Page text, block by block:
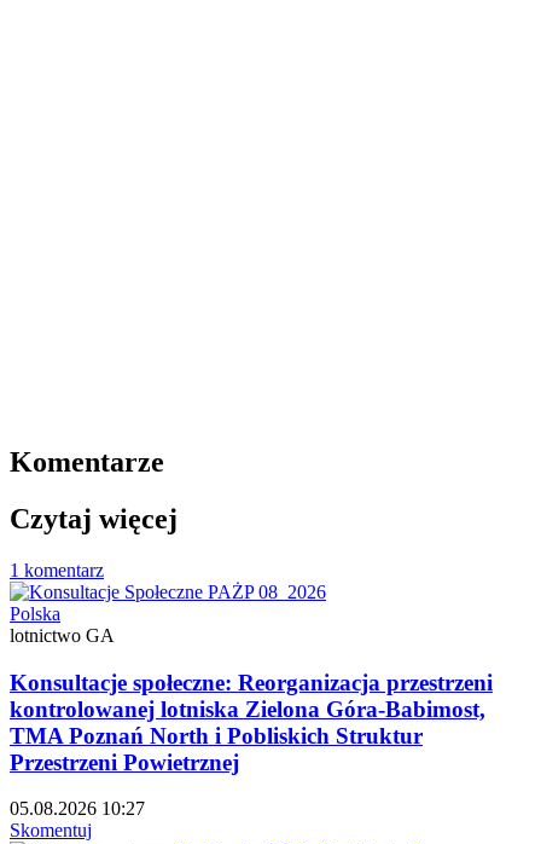
Komentarze
Czytaj więcej
1 komentarz
Polska
lotnictwo GA
Konsultacje społeczne: Reorganizacja przestrzeni
kontrolowanej lotniska Zielona Góra-Babimost,
TMA Poznań North i Pobliskich Struktur
Przestrzeni Powietrznej
05.08.2026 10:27
Skomentuj